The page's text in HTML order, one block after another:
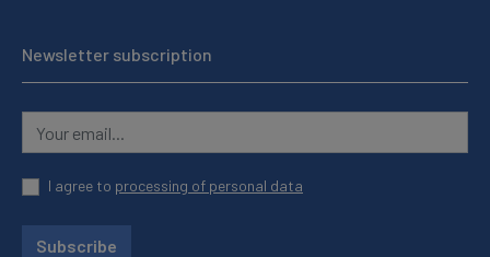
Newsletter subscription
I agree to processing of personal data
Subscribe